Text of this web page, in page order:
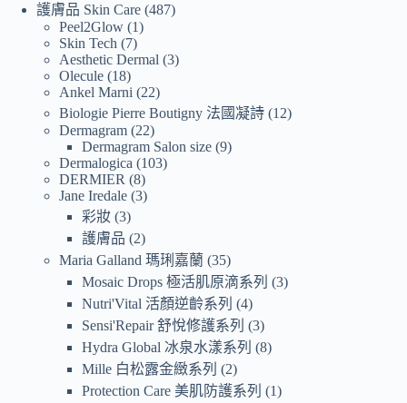
護膚品 Skin Care 487
Peel2Glow 1
Skin Tech
7
Aesthetic Dermal 3
Olecule 18
Ankel Marni
22
Biologie Pierre Boutigny 法國凝詩 12
Dermagram 22
Dermagram Salon size 9
Dermalogica
103
DERMIER
8
Jane Iredale 3
彩妝 3
護膚品
2
Maria Galland 瑪琍嘉蘭 35
Mosaic Drops 極活肌原滴系列
3
Nutri'Vital 活顏逆齡系列
4
Sensi'Repair 舒悅修護系列
3
Hydra Global 冰泉水漾系列
8
Mille 白松露金緻系列
2
Protection Care 美肌防護系列
1